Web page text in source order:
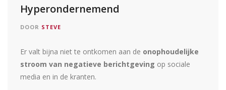
Hyperondernemend
DOOR STEVE
Er valt bijna niet te ontkomen aan de onophoudelijke
stroom van negatieve berichtgeving op sociale
media en in de kranten.